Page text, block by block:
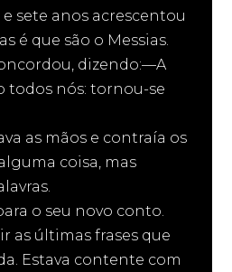
sete anos acrescentou
é que são o Messias.
dizendo:—A
todos nós: tornou-se
as mãos e contraía os
coisa, mas
o seu novo conto.
as últimas frases que
Estava contente com